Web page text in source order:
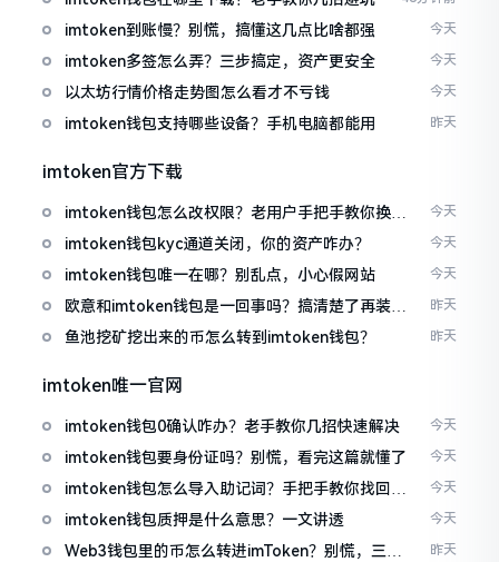
imtoken到账慢？别慌，搞懂这几点比啥都强 今天
imtoken多签怎么弄？三步搞定，资产更安全 今天
以太坊行情价格走势图怎么看才不亏钱 今天
imtoken钱包支持哪些设备？手机电脑都能用 昨天
imtoken官方下载
imtoken钱包怎么改权限？老用户手把手教你换主
人
今天
imtoken钱包kyc通道关闭，你的资产咋办？ 今天
imtoken钱包唯一在哪？别乱点，小心假网站 今天
欧意和imtoken钱包是一回事吗？搞清楚了再装钱
包
昨天
鱼池挖矿挖出来的币怎么转到imtoken钱包？ 昨天
imtoken唯一官网
imtoken钱包0确认咋办？老手教你几招快速解决 今天
imtoken钱包要身份证吗？别慌，看完这篇就懂了 今天
imtoken钱包怎么导入助记词？手把手教你找回资
产
今天
imtoken钱包质押是什么意思？一文讲透 今天
Web3钱包里的币怎么转进imToken？别慌，三步
昨天